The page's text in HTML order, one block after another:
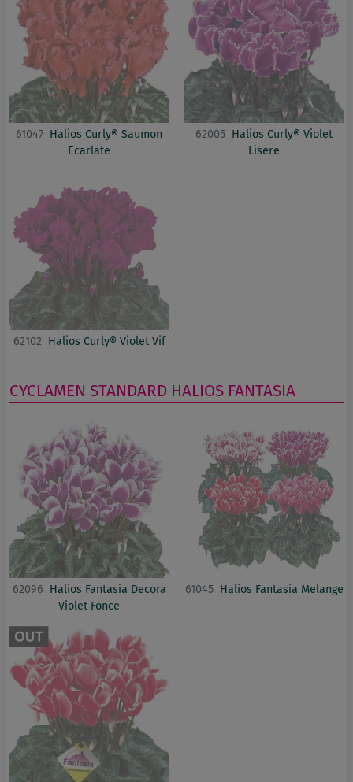
61047 Halios Curly® Saumon
Ecarlate
62005 Halios Curly® Violet
Lisere
62102 Halios Curly® Violet Vif
CYCLAMEN STANDARD HALIOS FANTASIA
62096 Halios Fantasia Decora
Violet Fonce
61045 Halios Fantasia Melange